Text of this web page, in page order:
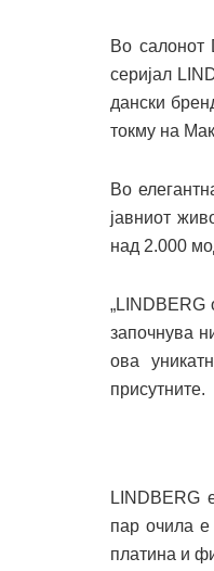
Во салонот
серијал
дански
токму на
Во
јавниот
над 2.000
„LINDBERG
започнува
ова
присутните.
LINDBERG
пар очила е
платина и